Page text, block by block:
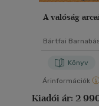
A valóság
Bártfai
Könyv
Árinformációk
Kiadói ár: 2